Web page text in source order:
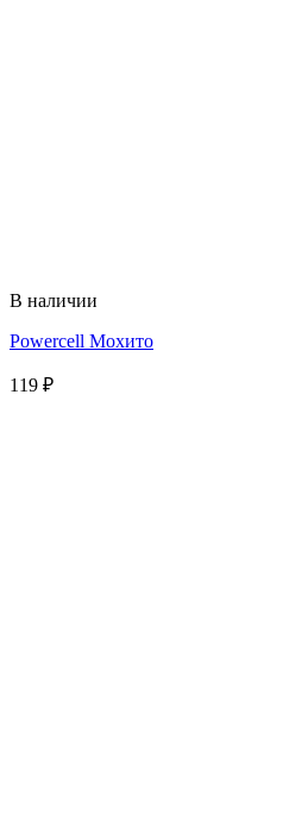
В наличии
Powercell Мохито
119 ₽